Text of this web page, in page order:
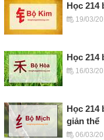
Học 214
19/03/
Học 214
16/03/
Học 214
giản thể
06/03/